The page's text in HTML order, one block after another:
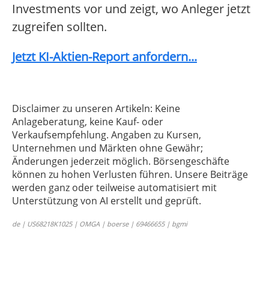
Investments vor und zeigt, wo Anleger jetzt
zugreifen sollten.
Jetzt KI-Aktien-Report anfordern...
Disclaimer zu unseren Artikeln: Keine
Anlageberatung, keine Kauf- oder
Verkaufsempfehlung. Angaben zu Kursen,
Unternehmen und Märkten ohne Gewähr;
Änderungen jederzeit möglich. Börsengeschäfte
können zu hohen Verlusten führen. Unsere Beiträge
werden ganz oder teilweise automatisiert mit
Unterstützung von AI erstellt und geprüft.
de | US68218K1025 | OMGA | boerse | 69466655 | bgmi